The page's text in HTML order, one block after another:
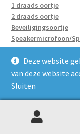
1 draads oortje
2 draads oortje
Beveiligingsoortje
Speakermicrofoon/
Accu’s
Holster
Enkelvoudige laders
Groepsladers
Adapter/Verloopje
Deze website
van deze website
Sluiten